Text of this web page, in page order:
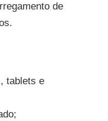
de
tablets e